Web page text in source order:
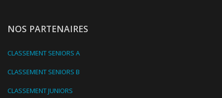
NOS PARTENAIRES
CLASSEMENT SENIORS A
CLASSEMENT SENIORS B
CLASSEMENT JUNIORS